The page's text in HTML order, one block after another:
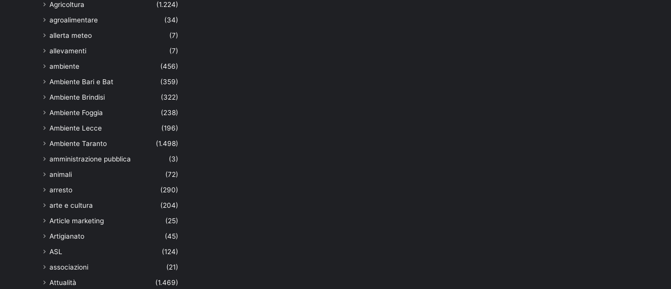
Agricoltura
(1.224)
agroalimentare
(34)
allerta meteo
(7)
allevamenti
(7)
ambiente
(456)
Ambiente Bari e Bat
(359)
Ambiente Brindisi
(322)
Ambiente Foggia
(238)
Ambiente Lecce
(196)
Ambiente Taranto
(1.498)
amministrazione pubblica
(3)
animali
(72)
arresto
(290)
arte e cultura
(204)
Article marketing
(25)
Artigianato
(45)
ASL
(124)
associazioni
(21)
Attualità
(1.469)